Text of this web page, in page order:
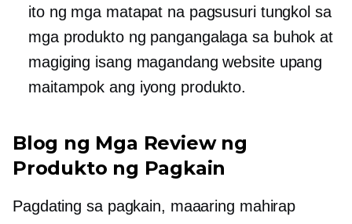
ito ng mga matapat na pagsusuri tungkol sa
mga produkto ng pangangalaga sa buhok at
magiging isang magandang website upang
maitampok ang iyong produkto.
Blog ng Mga Review ng
Produkto ng Pagkain
Pagdating sa pagkain, maaaring mahirap